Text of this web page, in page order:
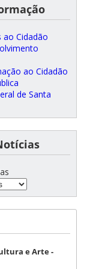
ao Cidadão
ao Cidadão
de Santa
e Arte -